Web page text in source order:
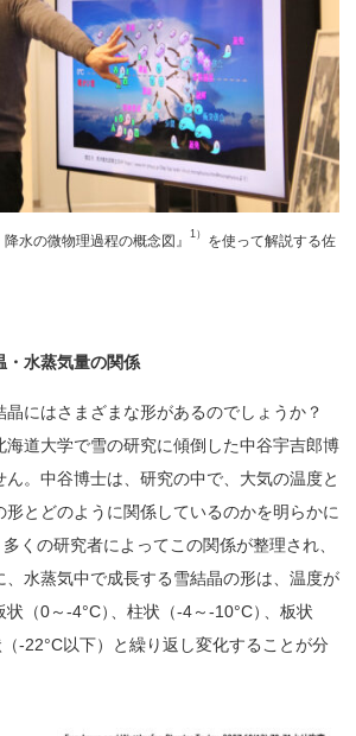
水の微物理過程の概念図』1）
を使って解説する佐
・ 水蒸気量の関係
にはさまざまな形があるのでしょうか？
海道大学で雪の研究に傾倒した中谷宇吉郎博
。中谷博士は、研究の中で、大気の温度と
とどのように関係しているのかを明らかに
くの研究者によってこの関係が整理され、
、水蒸気中で成長する雪結晶の形は、温度が
状（0～-4°C） 、柱状（-4～-10°C）
、板状
（-22°C以下）と繰り返し変化することが分